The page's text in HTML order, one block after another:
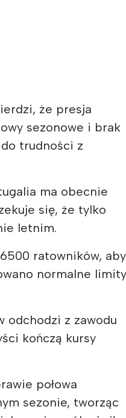
że presja
sezonowe i brak
trudności z
ma obecnie
się, że tylko
letnim.
ratowników, aby
normalne limity
odchodzi z zawodu
kończą kursy
połowa
sezonie, tworząc